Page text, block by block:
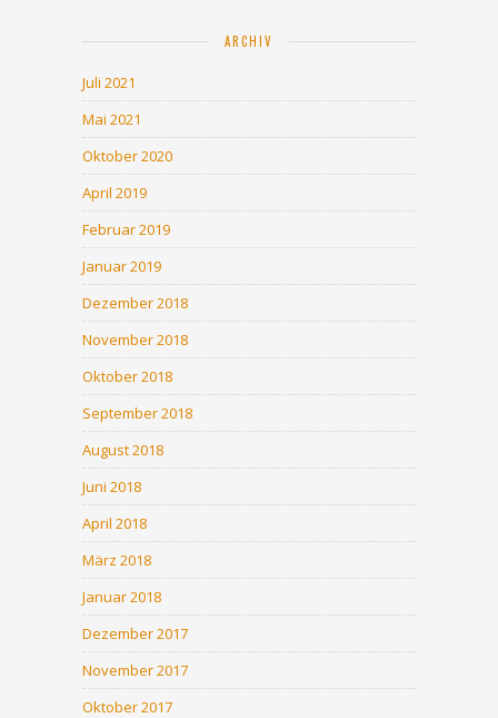
ARCHIV
Juli 2021
Mai 2021
Oktober 2020
April 2019
Februar 2019
Januar 2019
Dezember 2018
November 2018
Oktober 2018
September 2018
August 2018
Juni 2018
April 2018
März 2018
Januar 2018
Dezember 2017
November 2017
Oktober 2017